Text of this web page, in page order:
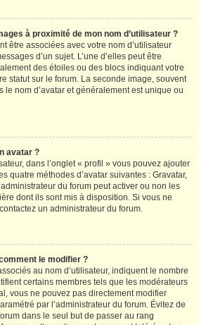
à proximité de mon nom d’utilisateur ?
être associées avec votre nom d’utilisateur
d’un sujet. L’une d’elles peut être
des étoiles ou des blocs indiquant votre
statut sur le forum. La seconde image, souvent
le nom d’avatar et généralement est unique ou
avatar ?
dans l’onglet « profil » vous pouvez ajouter
quatre méthodes d’avatar suivantes : Gravatar,
du forum peut activer ou non les
dont ils sont mis à disposition. Si vous ne
un administrateur du forum.
le modifier ?
au nom d’utilisateur, indiquent le nombre
certains membres tels que les modérateurs
vous ne pouvez pas directement modifier
par l’administrateur du forum. Évitez de
dans le seul but de passer au rang